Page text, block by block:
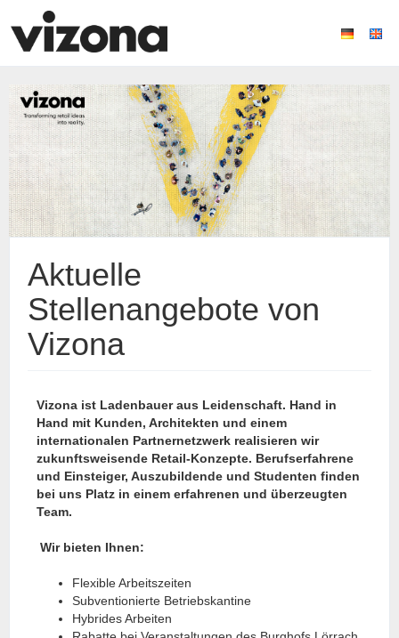
Aktuelle
Stellenangebote von
Vizona
Vizona ist Ladenbauer aus Leidenschaft. Hand in
Hand mit Kunden, Architekten und einem
internationalen Partnernetzwerk realisieren wir
zukunftsweisende Retail-Konzepte. Berufserfahrene
und Einsteiger, Auszubildende und Studenten finden
bei uns Platz in einem erfahrenen und überzeugten
Team.
Wir bieten Ihnen:
Flexible Arbeitszeiten
Subventionierte Betriebskantine
Hybrides Arbeiten